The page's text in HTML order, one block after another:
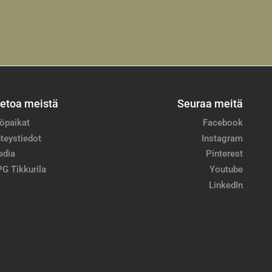
meistä
Tikkurila
Seuraa meitä
Facebook
Instagram
Pinterest
Youtube
LinkedIn